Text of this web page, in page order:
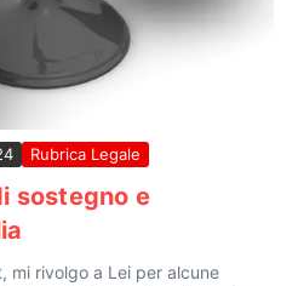
Rubrica Legale
sostegno e
mi rivolgo a Lei per alcune